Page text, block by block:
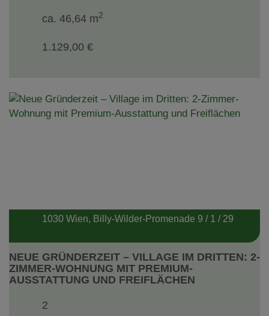
ca. 46,64 m2
1.129,00 €
NEUE GRÜNDERZEIT – VILLAGE IM DRITTEN: 2-
ZIMMER-WOHNUNG MIT PREMIUM-
AUSSTATTUNG UND FREIFLÄCHEN
1030 Wien, Billy-Wilder-Promenade 9 / 1 / 29
2